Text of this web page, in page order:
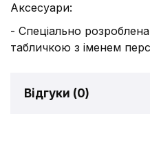
Аксесуари:
- Спеціально
табличкою з іменем
Відгуки (0)